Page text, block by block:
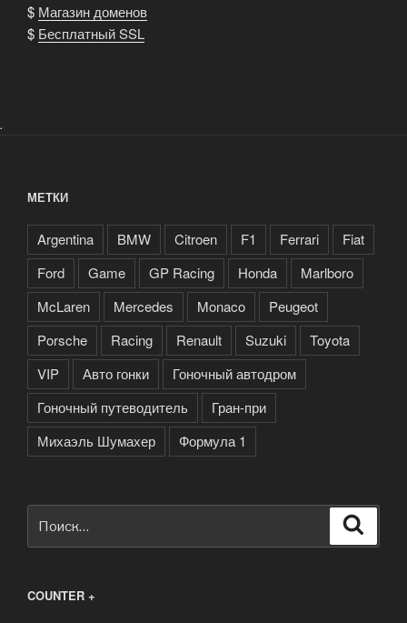
$ Магазин доменов
$ Бесплатный SSL
.
МЕТКИ
Argentina BMW Citroen F1 Ferrari
Fiat
Ford
Game GP Racing Honda
Marlboro
McLaren
Mercedes Monaco
Peugeot
Porsche
Racing Renault Suzuki
Toyota
VIP
Авто гонки
Гоночный автодром
Гоночный путеводитель
Гран-при
Михаэль Шумахер
Формула 1
COUNTER +